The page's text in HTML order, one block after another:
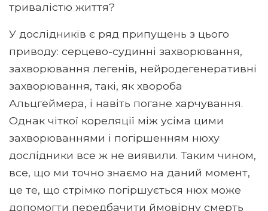
тривалістю життя?
У дослідників є ряд припущень з цього
приводу: серцево-судинні захворювання,
захворювання легенів, нейродегенеративні
захворювання, такі, як хвороба
Альцгеймера, і навіть погане харчування.
Однак чіткої кореляції між усіма цими
захворюваннями і погіршенням нюху
дослідники все ж не виявили. Таким чином,
все, що ми точно знаємо на даний момент,
це те, що стрімко погіршується нюх може
допомогти передбачити ймовірну смерть